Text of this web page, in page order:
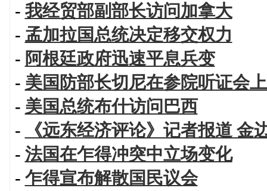
- 我经贸部副部长访问加拿大
- 孟加拉国总统决定移交权力
- 阿根廷政府迅速平息兵变
- 美国防部长切尼在参院听证会
- 美国总统布什访问巴西
-
《远东经济评论》记者报道 金
- 法国在乍得冲突中立场变化
- 乍得宣布解散国民议会